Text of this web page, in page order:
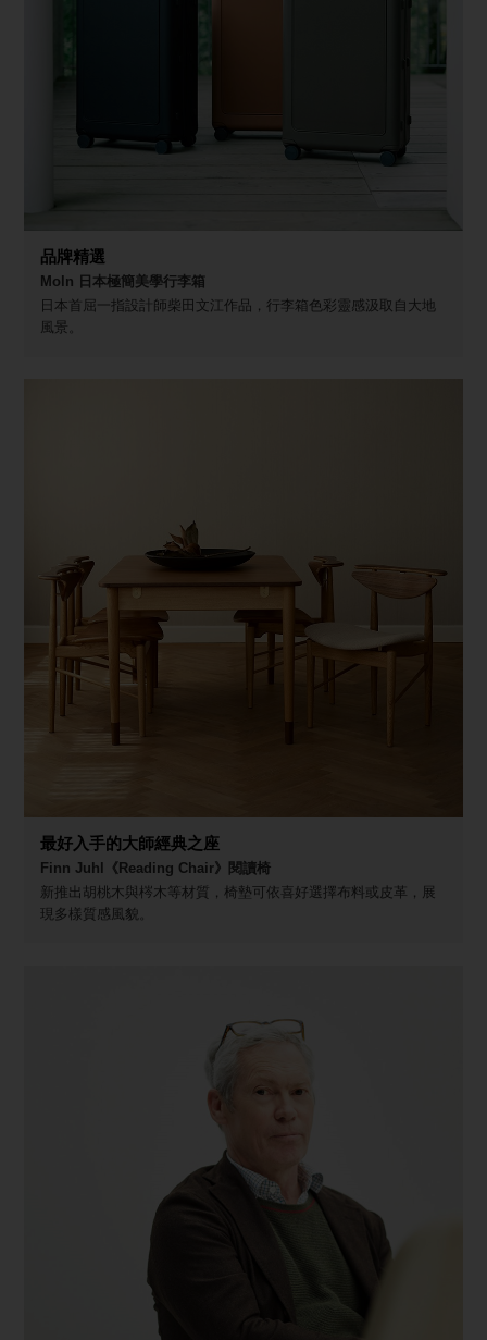
品牌精選
Moln 日本極簡美學行李箱
日本首屈一指設計師柴田文江作品，行李箱色彩靈感汲取自大地
風景。
最好入手的大師經典之座
Finn Juhl《Reading Chair》閱讀椅
新推出胡桃木與梣木等材質，椅墊可依喜好選擇布料或皮革，展
現多樣質感風貌。